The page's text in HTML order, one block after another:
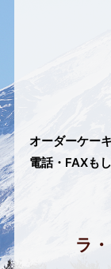
オーダーケー
電話・FAXも
ラ